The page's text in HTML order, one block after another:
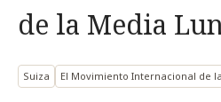
de la Media
Suiza El Movimiento Internacional de